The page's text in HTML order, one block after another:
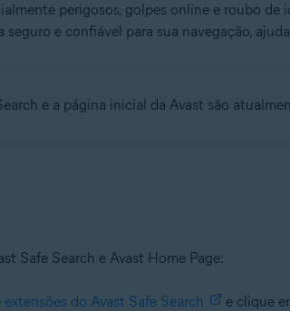
perigosos, golpes online e roubo
e confiável para sua navegação,
e a página inicial da Avast são
Safe Search e Avast Home Page:
extensões do Avast Safe Search e clique